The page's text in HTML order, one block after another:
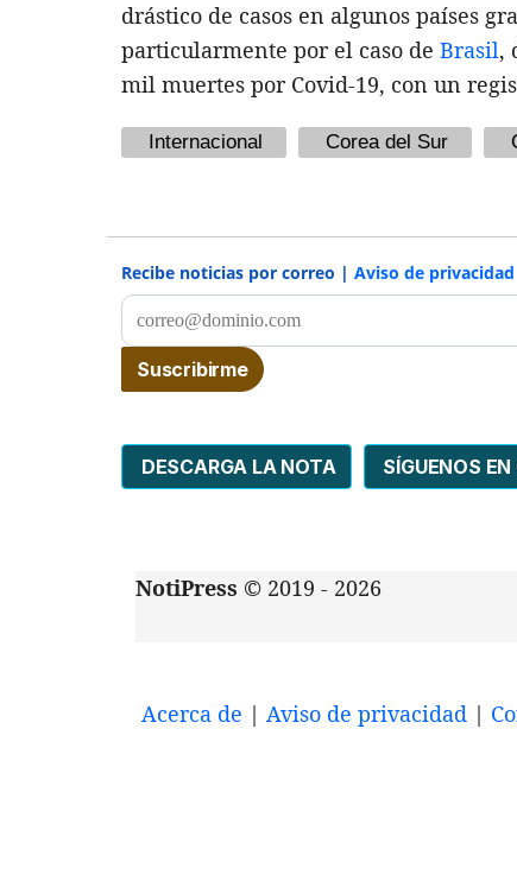
drástico de casos en algunos países
particularmente por el caso de Brasil,
mil muertes por Covid-19, con un
Internacional Corea del Sur
Recibe noticias por correo | Aviso de privacidad
DESCARGA LA NOTA SÍGUENOS
NotiPress © 2019 - 2026
Acerca de | Aviso de privacidad |